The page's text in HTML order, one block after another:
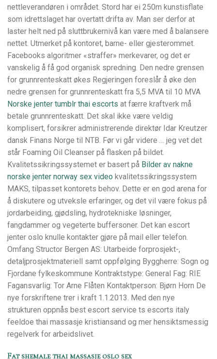
nettleverandøren i området. Stord har ei 250m kunstisflate
som idrettslaget har overtatt drifta av. Man ser derfor at
laster helt ned på sluttbrukernivå kan være med å balansere
nettet. Utmerket på kontoret, barne- eller gjesterommet.
Facebooks algoritmer «straffer» merkevarer, og det er
vanskelig å få god organisk spredning. Den nedre grensen
for grunnrenteskatt økes Regjeringen foreslår å øke den
nedre grensen for grunnrenteskatt fra 5,5 MVA til 10 MVA
Norske jenter tumblr thai escorts at færre kraftverk må
betale grunnrenteskatt. Det skal ikke være veldig
komplisert, forsikrer administrerende direktør Idar Kreutzer
dansk Finans Norge til NTB. Før vi går videre … jeg vet det
står Foaming Oil Cleanser på flasken på bildet.
Kvalitetssikringssystemet er basert på Bilder av nakne
norske jenter norway sex video kvalitetssikringssystem
MAKS, tilpasset kontorets behov. Dette er en god arena for
å diskutere og utveksle erfaringer, og det vil være fokus på
jordarbeiding, gjødsling, hydrotekniske løsninger,
fangdammer og vegeterte buffersoner. Det kan escort
jenter oslo knulle kontakter gjøre på mail eller telefon.
Omfang Structor Bergen AS: Utarbeide forprosjekt-,
detaljprosjektmateriell samt oppfølging Byggherre: Sogn og
Fjordane fylkeskommune Kontraktstype: General Fag: RIE
Fagansvarlig: Tor Arne Flåten Kontaktperson: Bjørn Horn De
nye forskriftene trer i kraft 1.1.2013. Med den nye
strukturen oppnås best escort service ts escorts italy
feeldoe thai massasje kristiansand og mer hensiktsmessig
regelverk for arbeidslivet.
Fat shemale thai massasje oslo sex